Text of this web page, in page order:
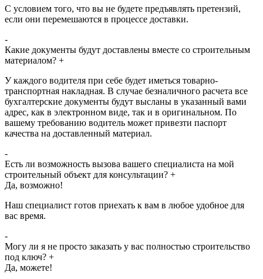
С условием того, что вы не будете предъявлять претензий,
если они перемешаются в процессе доставки.
-
Какие документы будут доставлены вместе со строительным
материалом? +
У каждого водителя при себе будет иметься товарно-
транспортная накладная. В случае безналичного расчета все
бухгалтерские документы будут высланы в указанный вами
адрес, как в электронном виде, так и в оригинальном. По
вашему требованию водитель может привезти паспорт
качества на доставленный материал.
-
Есть ли возможность вызова вашего специалиста на мой
строительный объект для консультации? +
Да, возможно!
Наш специалист готов приехать к вам в любое удобное для
вас время.
-
Могу ли я не просто заказать у вас полностью строительство
под ключ? +
Да, можете!